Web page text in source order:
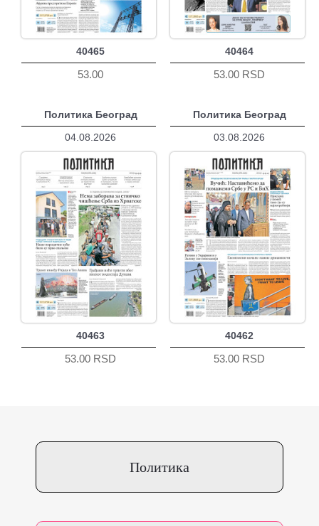
40465
53.00
40464
53.00 RSD
Политика Београд
04.08.2026
40463
53.00 RSD
Политика Београд
03.08.2026
40462
53.00 RSD
Политика